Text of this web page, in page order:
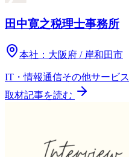
田中寛之税理士事務所
本社： 大阪府 / 岸和田市
IT・情報通信その他サービス
取材記事を読む